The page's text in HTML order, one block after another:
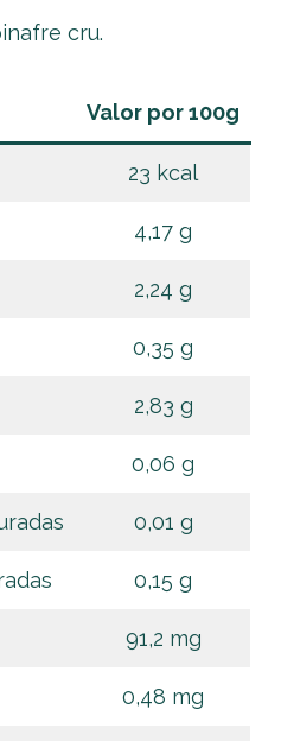
cru.
Valor por 100g
23 kcal
4,17 g
2,24 g
0,35 g
2,83 g
0,06 g
0,01 g
0,15 g
91,2 mg
0,48 mg